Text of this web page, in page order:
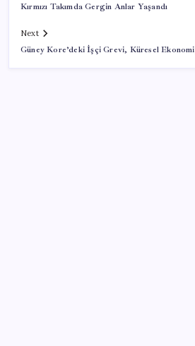
Kırmızı Takımda Gergin Anlar Yaşandı
Next
Güney Kore’deki İşçi Grevi, Küresel